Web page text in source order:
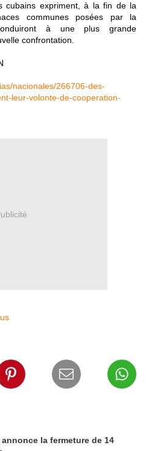
cubains expriment, à la fin de la
communes posées par la
à une plus grande
confrontation.
nacionales/266706-des-
leur-volonte-de-cooperation-
la fermeture de 14